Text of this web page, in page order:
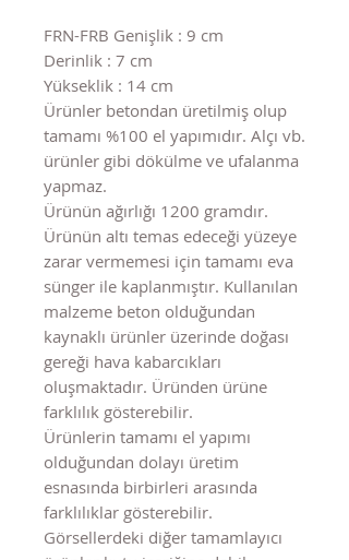
FRN-FRB Genişlik : 9 cm
Derinlik : 7 cm
Yükseklik : 14 cm
Ürünler betondan üretilmiş olup
tamamı %100 el yapımıdır. Alçı vb.
ürünler gibi dökülme ve ufalanma
yapmaz.
Ürünün ağırlığı 1200 gramdır.
Ürünün altı temas edeceği yüzeye
zarar vermemesi için tamamı eva
sünger ile kaplanmıştır. Kullanılan
malzeme beton olduğundan
kaynaklı ürünler üzerinde doğası
gereği hava kabarcıkları
oluşmaktadır. Üründen ürüne
farklılık gösterebilir.
Ürünlerin tamamı el yapımı
olduğundan dolayı üretim
esnasında birbirleri arasında
farklılıklar gösterebilir.
Görsellerdeki diğer tamamlayıcı